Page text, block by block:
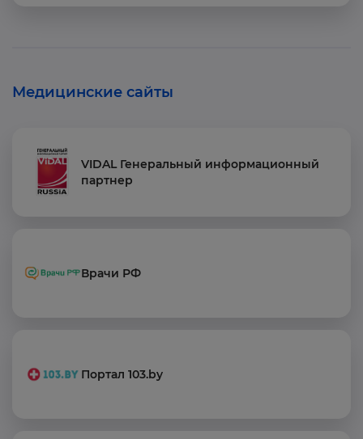
Медицинские сайты
VIDAL Генеральный информационный
партнер
Врачи РФ
Портал 103.by